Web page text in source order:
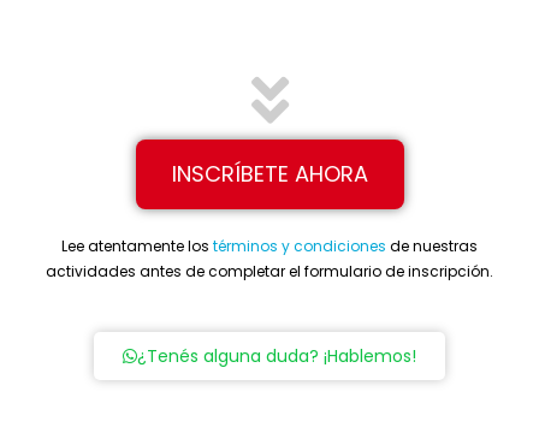
INSCRÍBETE AHORA
Lee atentamente los términos y condiciones de nuestras
actividades antes de completar el formulario de inscripción.
¿Tenés alguna duda? ¡Hablemos!